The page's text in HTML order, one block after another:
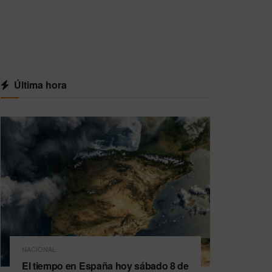
Última hora
NACIONAL
El tiempo en España hoy sábado 8 de